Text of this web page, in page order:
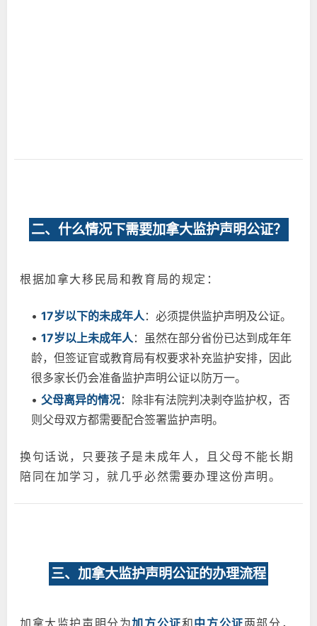
二、什么情况下需要加拿大监护声明公证？
根据加拿大移民局和教育局的规定：
• 17岁以下的未成年人 ：必须提供监护声明及公证。
• 17岁以上未成年人 ：虽然在部分省份已达到成年年
龄，但签证官或教育局有权要求补充监护安排，因此
很多家长仍会准备监护声明公证以防万一。
• 父母离异的情况：除非有法院判决剥夺监护权，否
则父母双方都需要配合签署监护声明。
换句话说，只要孩子是未成年人，且父母不能长期
陪同在加学习，就几乎必然需要办理这份声明。
三、加拿大监护声明公证的办理流程
加拿大监护声明分为加方公证和中方公证两部分，